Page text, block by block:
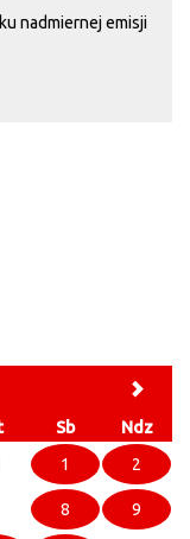
nadmiernej emisji
Sb
Ndz
1 2
8 9